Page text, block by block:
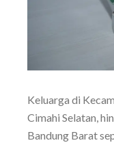
Keluarga di
Cimahi Selatan,
Bandung Barat